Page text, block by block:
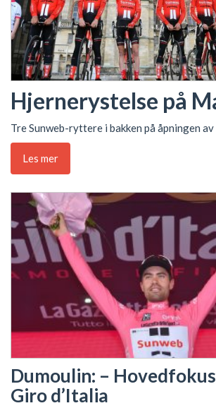
Hjernerystelse på
Tre Sunweb-ryttere i bakken på åpningen
Les mer
Dumoulin: –
Giro d’Italia